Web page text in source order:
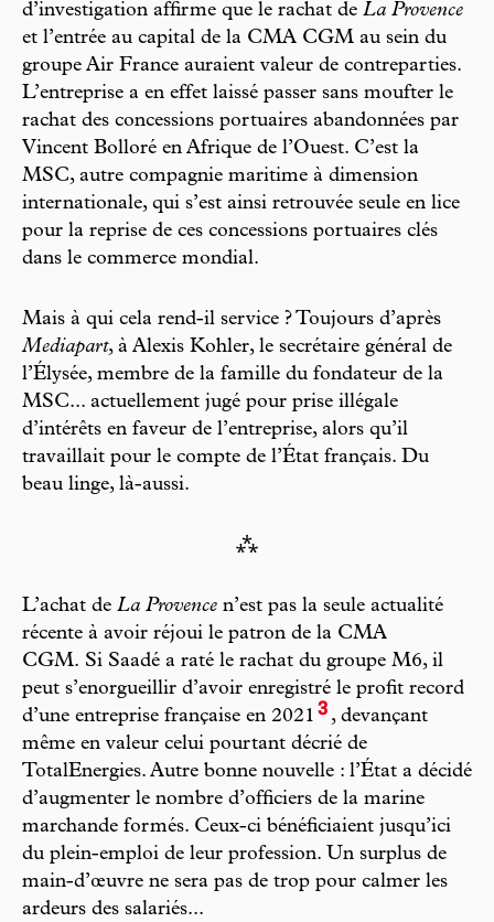
d’investigation affirme que le rachat de La Provence
et l’entrée au capital de la CMA CGM au sein du
groupe Air France auraient valeur de contreparties.
L’entreprise a en effet laissé passer sans moufter le
rachat des concessions portuaires abandonnées par
Vincent Bolloré en Afrique de l’Ouest. C’est la
MSC, autre compagnie maritime à dimension
internationale, qui s’est ainsi retrouvée seule en lice
pour la reprise de ces concessions portuaires clés
dans le commerce mondial.
Mais à qui cela rend-il service ? Toujours d’après
Mediapart, à Alexis Kohler, le secrétaire général de
l’Élysée, membre de la famille du fondateur de la
MSC... actuellement jugé pour prise illégale
d’intérêts en faveur de l’entreprise, alors qu’il
travaillait pour le compte de l’État français. Du
beau linge, là-aussi.
⁂
L’achat de La Provence n’est pas la seule actualité
récente à avoir réjoui le patron de la CMA
CGM. Si Saadé a raté le rachat du groupe M6, il
peut s’enorgueillir d’avoir enregistré le profit record
d’une entreprise française en 2021 3 , devançant
même en valeur celui pourtant décrié de
TotalEnergies. Autre bonne nouvelle : l’État a décidé
d’augmenter le nombre d’officiers de la marine
marchande formés. Ceux-ci bénéficiaient jusqu’ici
du plein-emploi de leur profession. Un surplus de
main-d’œuvre ne sera pas de trop pour calmer les
ardeurs des salariés...